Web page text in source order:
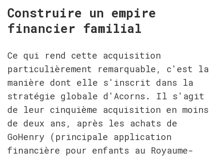
Construire un empire
financier familial
Ce qui rend cette acquisition
particulièrement remarquable, c'est la
manière dont elle s'inscrit dans la
stratégie globale d'Acorns. Il s'agit
de leur cinquième acquisition en moins
de deux ans, après les achats de
GoHenry (principale application
financière pour enfants au Royaume-